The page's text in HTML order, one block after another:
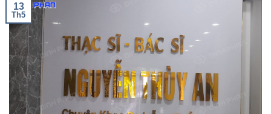
13
Th5